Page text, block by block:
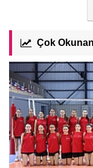
Çok Okunan